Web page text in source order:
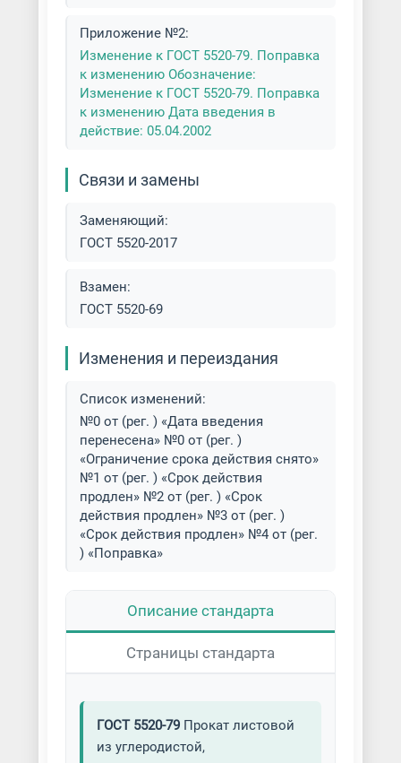
Приложение №2:
Изменение к ГОСТ 5520-79. Поправка
к изменению Обозначение:
Изменение к ГОСТ 5520-79. Поправка
к изменению Дата введения в
действие: 05.04.2002
Связи и замены
Заменяющий:
ГОСТ 5520-2017
Взамен:
ГОСТ 5520-69
Изменения и переиздания
Список изменений:
№0 от (рег. ) «Дата введения
перенесена» №0 от (рег. )
«Ограничение срока действия снято»
№1 от (рег. ) «Срок действия
продлен» №2 от (рег. ) «Срок
действия продлен» №3 от (рег. )
«Срок действия продлен» №4 от (рег.
) «Поправка»
Описание стандарта
Страницы стандарта
ГОСТ 5520-79Прокат листовой
из углеродистой,